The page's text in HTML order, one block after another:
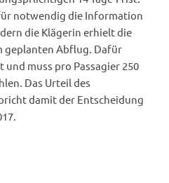
notwendig die Information
die Klägerin erhielt die
geplanten Abflug. Dafür
muss pro Passagier 250
Das Urteil des
damit der Entscheidung